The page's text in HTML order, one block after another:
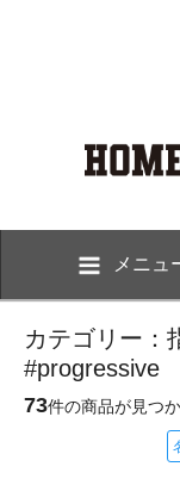
メニュ
カテゴリー：
#progressive
73件の商品が見つ